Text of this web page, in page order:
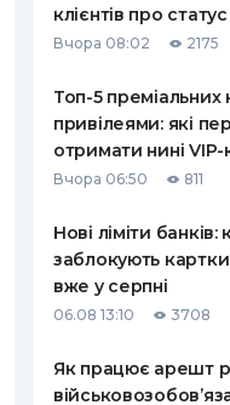
клієнтів про
Вчора 08:02 2175
Топ-5 преміальних
привілеями: які
отримати нині VIP-
Вчора 06:50 811
Нові ліміти банків:
заблокують
вже у серпні
06.08 13:10 3708
Як працює арешт